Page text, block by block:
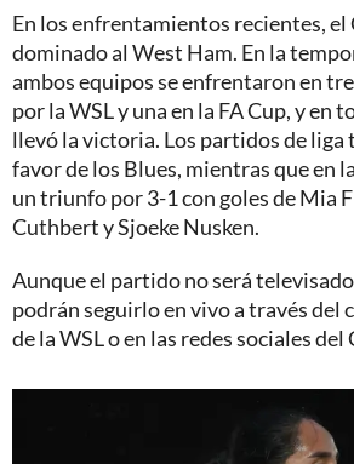
En los enfrentamientos recientes, el
dominado al West Ham. En la
ambos equipos se enfrentaron en
por la WSL y una en la FA Cup, y en
llevó la victoria. Los partidos de liga
favor de los Blues, mientras que en
un triunfo por 3-1 con goles de Mia
Cuthbert y Sjoeke Nusken.
Aunque el partido no será
podrán seguirlo en vivo a través del
de la WSL o en las redes sociales